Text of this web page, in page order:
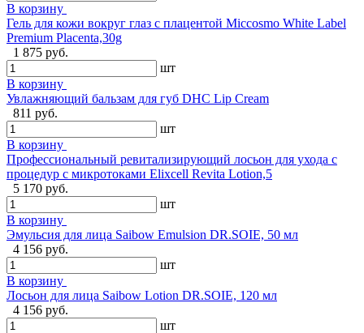
В корзину
Гель для кожи вокруг глаз с плацентой Miccosmo White Label
Premium Placenta,30g
1 875 руб.
шт
В корзину
Увлажняющий бальзам для губ DHC Lip Cream
811 руб.
шт
В корзину
Профессиональный ревитализирующий лосьон для ухода с
процедур с микротоками Elixcell Revita Lotion,5
5 170 руб.
шт
В корзину
Эмульсия для лица Saibow Emulsion DR.SOIE, 50 мл
4 156 руб.
шт
В корзину
Лосьон для лица Saibow Lotion DR.SOIE, 120 мл
4 156 руб.
шт